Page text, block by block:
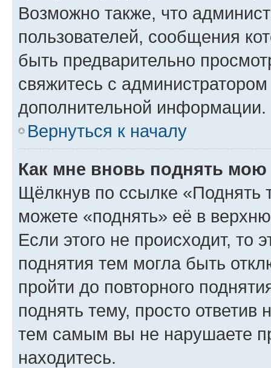
Возможно также, что
пользователей, сообщения
быть предварительно
свяжитесь с
дополнительной информации.
Вернуться к началу
Как мне вновь поднять мою
Щёлкнув по ссылке «Поднять
можете «поднять» её в
Если этого не происходит, то
поднятия тем могла быть
пройти до повторного
поднять тему, просто ответив
тем самым вы не нарушаете
находитесь.